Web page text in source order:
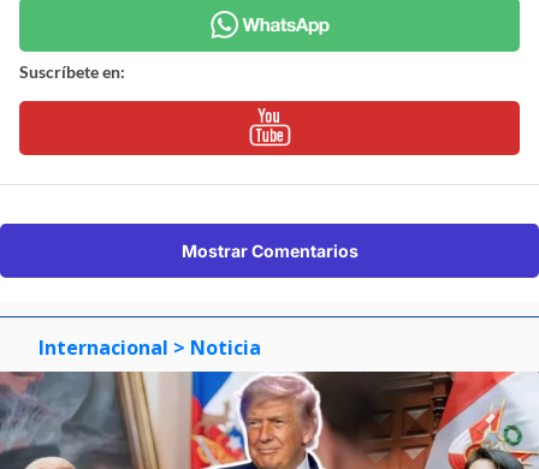
Suscríbete en:
Mostrar Comentarios
Internacional > Noticia